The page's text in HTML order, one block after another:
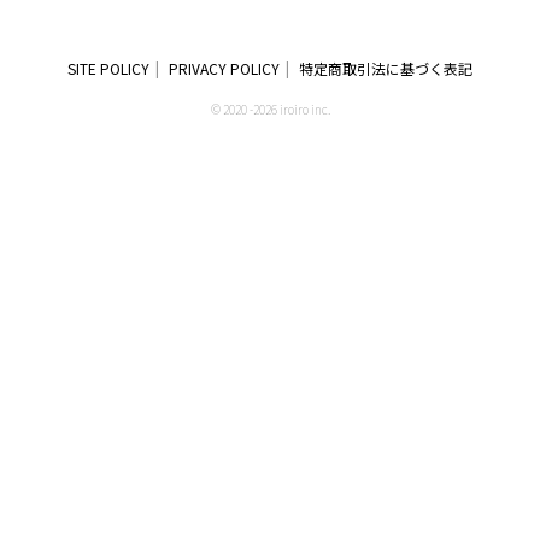
SITE POLICY PRIVACY POLICY 特定商取引法に基づく表記
© 2020 -2026 iroiro inc.